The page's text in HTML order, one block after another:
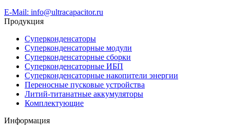
E-Mail: info@ultracapacitor.ru
Продукция
Суперконденсаторы
Суперконденсаторные модули
Суперконденсаторные сборки
Суперконденсаторные ИБП
Суперконденсаторные накопители энергии
Переносные пусковые устройства
Литий-титанатные аккумуляторы
Комплектующие
Информация